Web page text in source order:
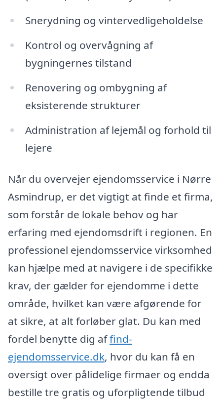
Snerydning og vintervedligeholdelse
Kontrol og overvågning af
bygningernes tilstand
Renovering og ombygning af
eksisterende strukturer
Administration af lejemål og forhold til
lejere
Når du overvejer ejendomsservice i Nørre
Asmindrup, er det vigtigt at finde et firma,
som forstår de lokale behov og har
erfaring med ejendomsdrift i regionen. En
professionel ejendomsservice virksomhed
kan hjælpe med at navigere i de specifikke
krav, der gælder for ejendomme i dette
område, hvilket kan være afgørende for
at sikre, at alt forløber glat. Du kan med
fordel benytte dig affind-
ejendomsservice.dk, hvor du kan få en
oversigt over pålidelige firmaer og endda
bestille tre gratis og uforpligtende tilbud